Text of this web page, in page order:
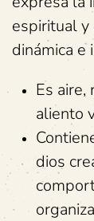
espiritual y
dinámica e
Es aire,
aliento
dios